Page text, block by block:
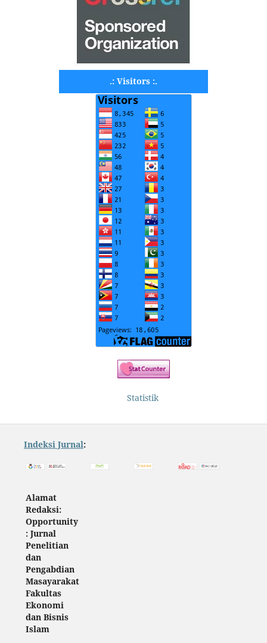
.: Visitors :.
Statistik
Indeksi Jurnal:
Alamat
Redaksi:
Opportunity
: Jurnal
Penelitian
dan
Pengabdian
Masayarakat
Fakultas
Ekonomi
dan Bisnis
Islam